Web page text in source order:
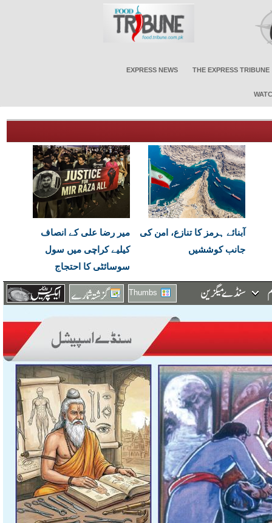
EXPRESS NEWS THE EXPRESS TRIBUNE
آبنائے ہرمز کا تنازع، امن کی
جانب کوششیں
میر رضا علی کے انصاف
کیلیے کراچی میں سول
سوسائٹی کا احتجاج
Thumbs